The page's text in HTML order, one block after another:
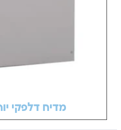
מדיח דלפקי יורווש K500